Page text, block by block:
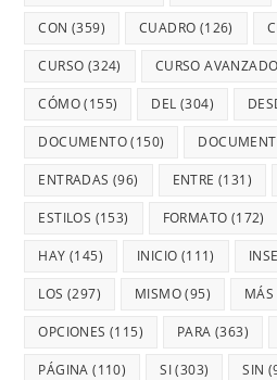
CON (359) CUADRO (126)
CURSO (324) CURSO
CÓMO(155) DEL (304)
DOCUMENTO(150)
ENTRADAS (96) ENTRE (131)
ESTILOS (153) FORMATO (172)
HAY (145) INICIO (111)
LOS (297) MISMO(95) MÁS
OPCIONES (115) PARA (363)
PÁGINA (110) SI(303) SIN